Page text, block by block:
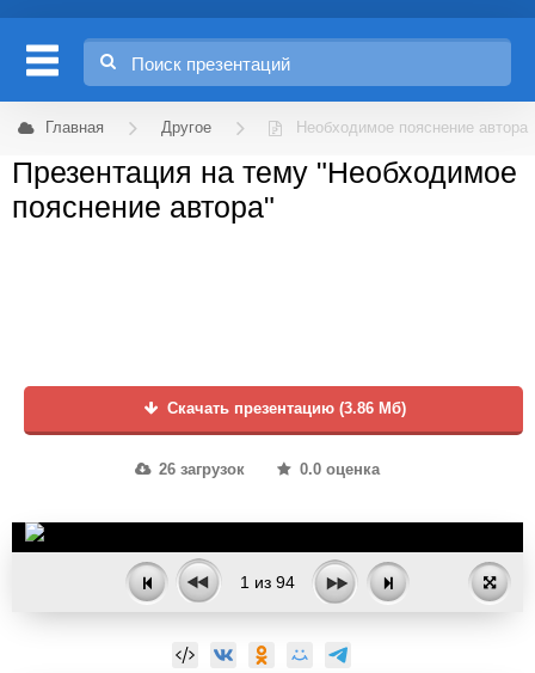
Главная Другое Необходимое пояснение автора
Презентация на тему "Необходимое
пояснение автора"
Скачать презентацию (3.86 Мб)
26 загрузок 0.0 оценка
1 из 94